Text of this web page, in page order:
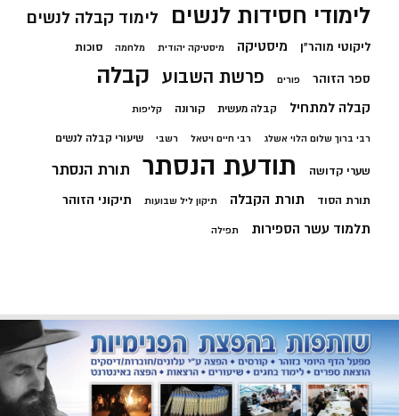
לימודי חסידות לנשים לימוד קבלה לנשים
ליקוטי מוהר"ן מיסטיקה מיסטיקה יהודית מלחמה סוכות
ספר הזוהר פורים פרשת השבוע קבלה
קבלה למתחיל קבלה מעשית קורונה קליפות
רבי ברוך שלום הלוי אשלג רבי חיים ויטאל רשבי שיעורי קבלה לנשים
שערי קדושה תודעת הנסתר תורת הנסתר
תורת הסוד תורת הקבלה תיקון ליל שבועות תיקוני הזוהר
תלמוד עשר הספירות תפילה